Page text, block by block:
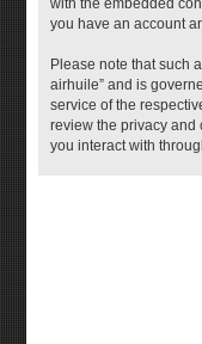
you have an account
Please note that such
airhuile” and is
service of the
review the privacy and
you interact with